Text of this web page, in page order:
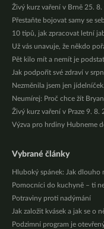
Živý kurz vaření v Brně 25.
Přestaňte bojovat samy se
10 tipů, jak zpracovat letní
Už vás unavuje, že někdo
Pět kilo mít a nemít je
Jak podpořit své zdraví v
Nezměnila jsem jen
Neumírej: Proč chce žít
Živý kurz vaření v Praze 9. 8.
Výzva pro hrdiny Hubneme
Vybrané články
Hluboký spánek: Jak dlouho
Pomocníci do kuchyně – ti
Potraviny proti nadýmání
Jak založit kvásek a jak se o
Podzimní program je